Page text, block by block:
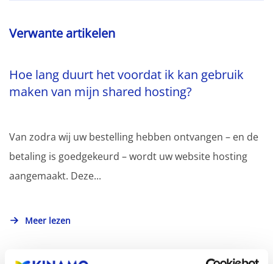
Verwante artikelen
Hoe lang duurt het voordat ik kan gebruik
maken van mijn shared hosting?
Van zodra wij uw bestelling hebben ontvangen – en de
betaling is goedgekeurd – wordt uw website hosting
aangemaakt. Deze...
Meer lezen